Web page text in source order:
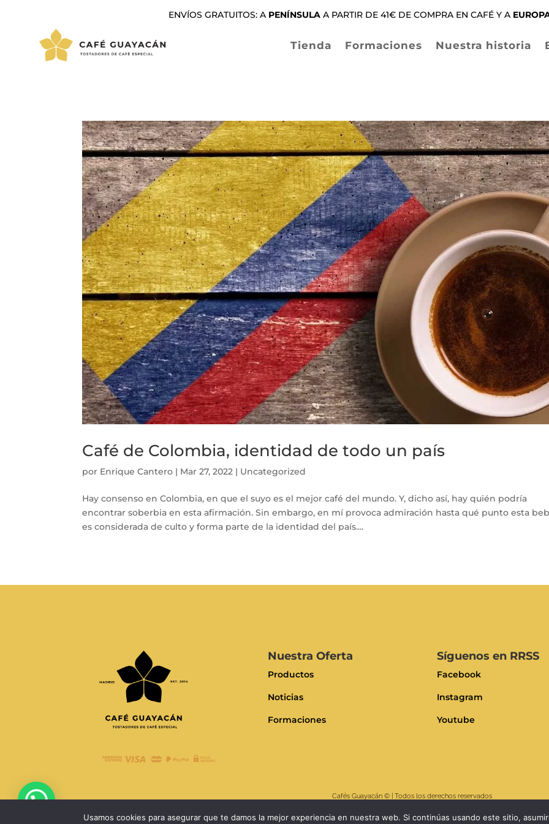
ENVÍOS GRATUITOS: A PENÍNSULAA PARTIR DE 41€ DE COMPRA EN CAFÉ Y A
Tienda Formaciones Nuestra historia
Café de Colombia, identidad de todo un país
por Enrique Cantero | Mar 27, 2022 | Uncategorized
Hay consenso en Colombia, en que el suyo es el mejor café del mundo. Y, dicho así, hay quién podría
encontrar soberbia en esta afirmación. Sin embargo, en mí provoca admiración hasta qué punto esta
es considerada de culto y forma parte de la identidad del país....
Nuestra Oferta
Productos
Noticias
Formaciones
Síguenos en RRSS
Facebook
Instagram
Youtube
Cafés Guayacán © | Todos los derechos reservados
Usamos cookies para asegurar que te damos la mejor experiencia en nuestra web. Si continúas usando este sitio,